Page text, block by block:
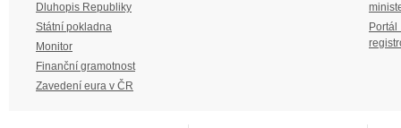
Dluhopis Republiky
Státní pokladna
Monitor
Finanční gramotnost
Zavedení eura v ČR
Portál